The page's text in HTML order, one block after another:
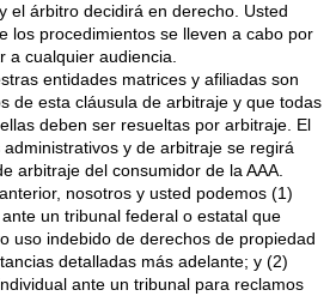
el árbitro decidirá en derecho. Usted
los procedimientos se lleven a cabo por
a cualquier audiencia.
entidades matrices y afiliadas son
de esta cláusula de arbitraje y que todas
deben ser resueltas por arbitraje. El
y de arbitraje se regirá
arbitraje del consumidor de la AAA.
nosotros y usted podemos (1)
un tribunal federal o estatal que
uso indebido de derechos de propiedad
detalladas más adelante; y (2)
ante un tribunal para reclamos